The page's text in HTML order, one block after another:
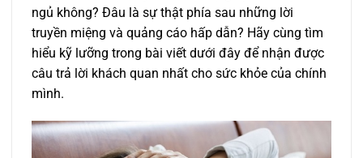
ngủ không? Đâu là sự thật phía sau những lời
truyền miệng và quảng cáo hấp dẫn? Hãy cùng tìm
hiểu kỹ lưỡng trong bài viết dưới đây để nhận được
câu trả lời khách quan nhất cho sức khỏe của chính
mình.